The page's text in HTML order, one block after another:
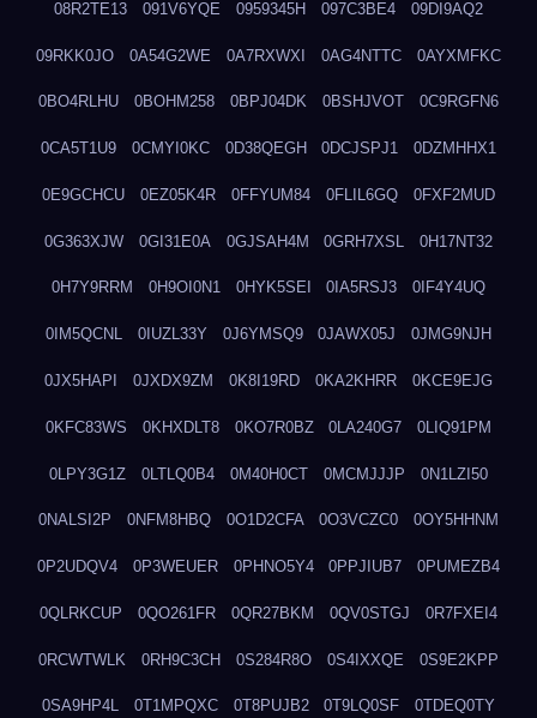
08R2TE13 091V6YQE 0959345H 097C3BE4 09DI9AQ2
09RKK0JO 0A54G2WE 0A7RXWXI 0AG4NTTC 0AYXMFKC
0BO4RLHU 0BOHM258 0BPJ04DK 0BSHJVOT 0C9RGFN6
0CA5T1U9 0CMYI0KC 0D38QEGH 0DCJSPJ1 0DZMHHX1
0E9GCHCU 0EZ05K4R 0FFYUM84 0FLIL6GQ 0FXF2MUD
0G363XJW 0GI31E0A 0GJSAH4M 0GRH7XSL 0H17NT32
0H7Y9RRM 0H9OI0N1 0HYK5SEI 0IA5RSJ3 0IF4Y4UQ
0IM5QCNL 0IUZL33Y 0J6YMSQ9 0JAWX05J 0JMG9NJH
0JX5HAPI 0JXDX9ZM 0K8I19RD 0KA2KHRR 0KCE9EJG
0KFC83WS 0KHXDLT8 0KO7R0BZ 0LA240G7 0LIQ91PM
0LPY3G1Z 0LTLQ0B4 0M40H0CT 0MCMJJJP 0N1LZI50
0NALSI2P 0NFM8HBQ 0O1D2CFA 0O3VCZC0 0OY5HHNM
0P2UDQV4 0P3WEUER 0PHNO5Y4 0PPJIUB7 0PUMEZB4
0QLRKCUP 0QO261FR 0QR27BKM 0QV0STGJ 0R7FXEI4
0RCWTWLK 0RH9C3CH 0S284R8O 0S4IXXQE 0S9E2KPP
0SA9HP4L 0T1MPQXC 0T8PUJB2 0T9LQ0SF 0TDEQ0TY